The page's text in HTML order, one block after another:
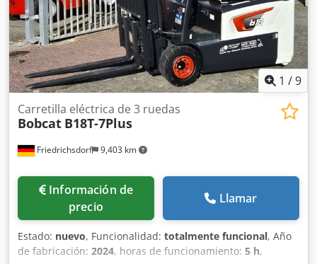
neumáticos delanteros: 80 - 100% Tipo de neumáticos
traseros: poliuretano Estado de los neumáticos traseros:
80 - 100% Voltaje de la batería: 24 V Batería Ah: 150 Ah
Tipo de batería: iones de litio Año de fabricación de la
batería: 2025 Estado de la batería: 80 - 100% Carrera
inicial, carrera libre completa, certificado CE, Batería de
iones de litio que no requiere mantenimiento.
1 /9
Friedrichsdorf 9,403 km
Carretilla eléctrica de 3 ruedas
Bobcat B18T-7Plus
Información de
precio
Llamar
Estado: nuevo, Funcionalidad: totalmente funcional, Año
de fabricación: 2024, horas de funcionamiento: 5 h,